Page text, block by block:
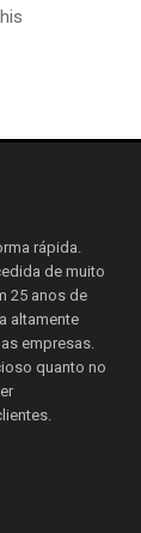
rápida.
de muito
25 anos de
altamente
empresas.
quanto no